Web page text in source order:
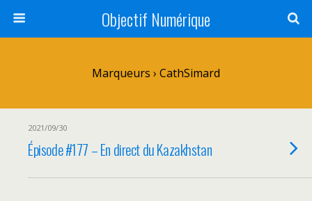
Objectif Numérique
Marqueurs › CathSimard
2021/09/30
Épisode #177 – En direct du Kazakhstan